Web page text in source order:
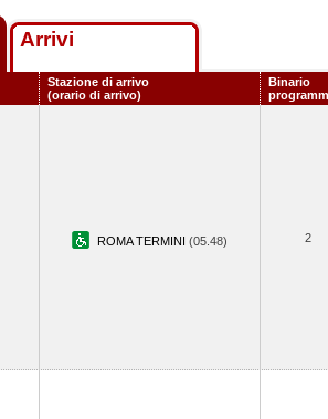
Arrivi
Stazione di arrivo
(orario di arrivo)
Binario
ROMA TERMINI (05.48) 2